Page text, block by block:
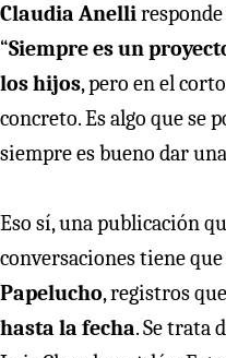
Claudia Anelli
“Siempre es un
los hijos, pero en el
concreto. Es algo que se
siempre es bueno dar
Eso sí, una publicación
conversaciones tiene
Papelucho, registros
hasta la fecha. Se trata